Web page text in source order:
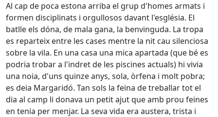
Al cap de poca estona arriba el grup d'homes armats i
formen disciplinats i orgullosos davant l'església. El
batlle els dóna, de mala gana, la benvinguda. La tropa
es reparteix entre les cases mentre la nit cau silenciosa
sobre la vila. En una casa una mica apartada (que bé es
podria trobar a l'indret de les piscines actuals) hi vivia
una noia, d'uns quinze anys, sola, òrfena i molt pobra;
es deia Margaridó. Tan sols la feina de treballar tot el
dia al camp li donava un petit ajut que amb prou feines
en tenia per menjar. La seva vida era austera, trista i